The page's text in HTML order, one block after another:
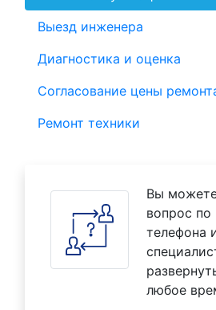
Выезд инженера
Диагностика и оценка
Согласование цены
Ремонт техники
Вы
вопрос
телефона
любое